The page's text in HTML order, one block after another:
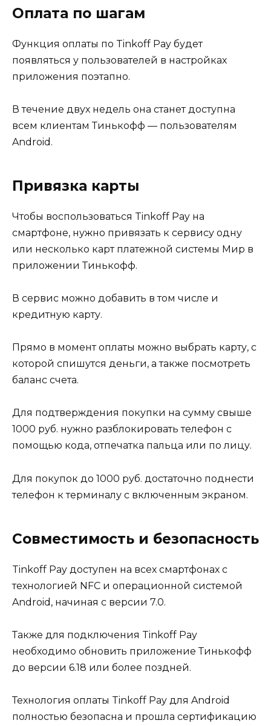
Оплата по шагам
Функция оплаты по Tinkoff Pay будет
появляться у пользователей в настройках
приложения поэтапно.
В течение двух недель она станет доступна
всем клиентам Тинькофф — пользователям
Android.
Привязка карты
Чтобы воспользоваться Tinkoff Pay на
смартфоне, нужно привязать к сервису одну
или несколько карт платежной системы Мир в
приложении Тинькофф.
В сервис можно добавить в том числе и
кредитную карту.
Прямо в момент оплаты можно выбрать карту, с
которой спишутся деньги, а также посмотреть
баланс счета.
Для подтверждения покупки на сумму свыше
1000 руб. нужно разблокировать телефон с
помощью кода, отпечатка пальца или по лицу.
Для покупок до 1000 руб. достаточно поднести
телефон к терминалу с включенным экраном.
Совместимость и безопасность
Tinkoff Pay доступен на всех смартфонах с
технологией NFC и операционной системой
Android, начиная с версии 7.0.
Также для подключения Tinkoff Pay
необходимо обновить приложение Тинькофф
до версии 6.18 или более поздней.
Технология оплаты Tinkoff Pay для Android
полностью безопасна и прошла сертификацию